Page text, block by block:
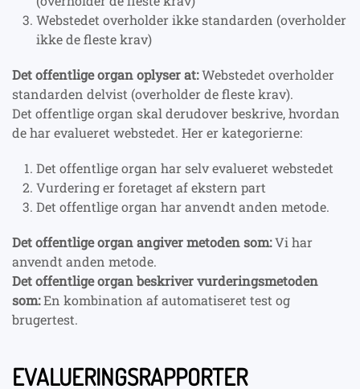
Webstedet overholder ikke standarden (overholder
ikke de fleste krav)
Det offentlige organ oplyser at:Webstedet overholder
standarden delvist (overholder de fleste krav).
Det offentlige organ skal derudover beskrive, hvordan
de har evalueret webstedet. Her er kategorierne:
Det offentlige organ har selv evalueret webstedet
Vurdering er foretaget af ekstern part
Det offentlige organ har anvendt anden metode.
Det offentlige organ angiver metoden som:Vi har
anvendt anden metode.
Det offentlige organ beskriver vurderingsmetoden
som:En kombination af automatiseret test og
brugertest.
EVALUERINGSRAPPORTER